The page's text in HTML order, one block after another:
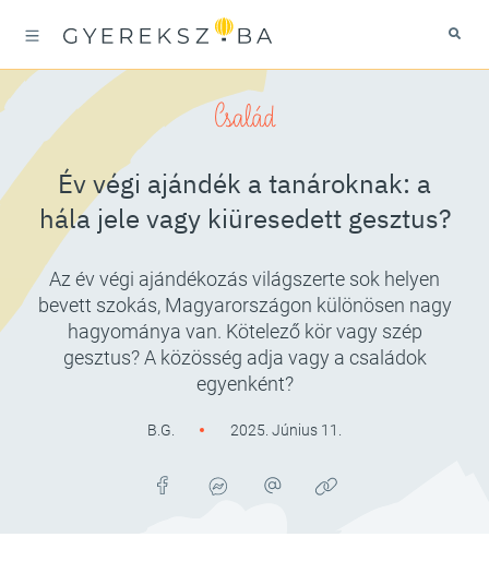
Család
Év végi ajándék a tanároknak: a
hála jele vagy kiüresedett gesztus?
Az év végi ajándékozás világszerte sok helyen
bevett szokás, Magyarországon különösen nagy
hagyománya van. Kötelező kör vagy szép
gesztus? A közösség adja vagy a családok
egyenként?
B.G. 2025. Június 11.